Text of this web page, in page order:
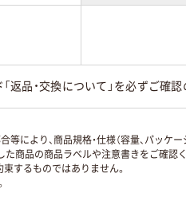
返品・交換について」を必ずご確
より、商品規格・仕様（容量、パッケ
商品の商品ラベルや注意書きをご確認
束するものではありません。